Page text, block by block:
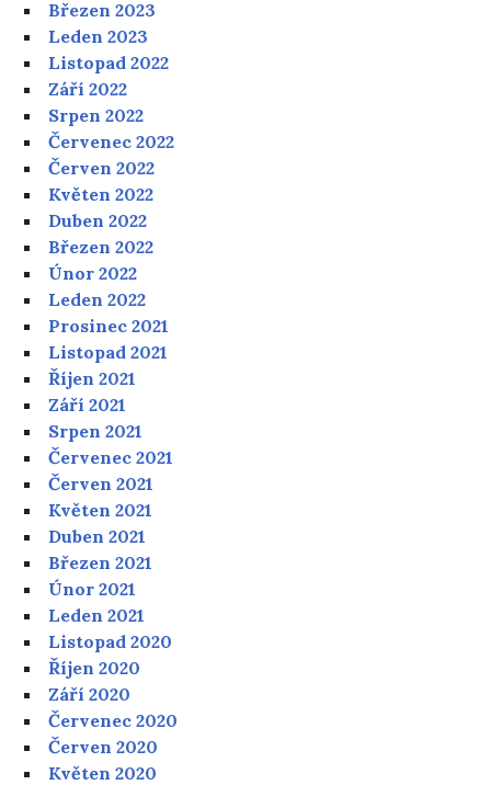
Březen 2023
Leden 2023
Listopad 2022
Září 2022
Srpen 2022
Červenec 2022
Červen 2022
Květen 2022
Duben 2022
Březen 2022
Únor 2022
Leden 2022
Prosinec 2021
Listopad 2021
Říjen 2021
Září 2021
Srpen 2021
Červenec 2021
Červen 2021
Květen 2021
Duben 2021
Březen 2021
Únor 2021
Leden 2021
Listopad 2020
Říjen 2020
Září 2020
Červenec 2020
Červen 2020
Květen 2020